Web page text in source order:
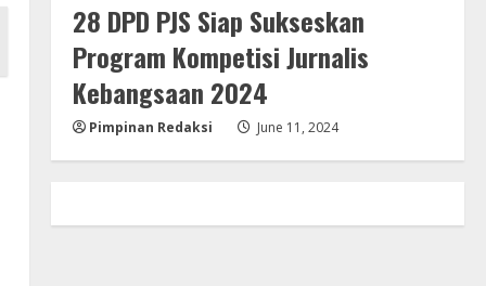
28 DPD PJS Siap Sukseskan
Program Kompetisi Jurnalis
Kebangsaan 2024
Pimpinan Redaksi June 11, 2024